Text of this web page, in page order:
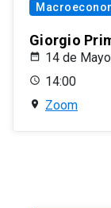
Giorgio
14 de
14:00
Zoom